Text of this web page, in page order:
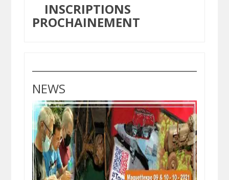
INSCRIPTIONS
PROCHAINEMENT
NEWS